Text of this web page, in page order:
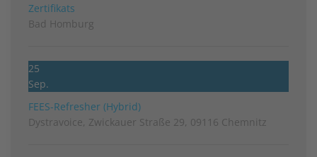
Zertifikats
Bad Homburg
25
Sep.
FEES-Refresher (Hybrid)
Dystravoice, Zwickauer Straße 29, 09116 Chemnitz